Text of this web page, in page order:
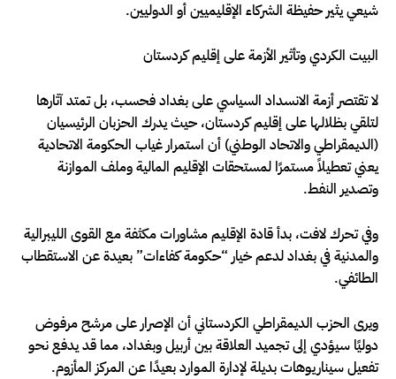
شيعي يثير حفيظة الشركاء الإقليميين أو الدوليين.
البيت الكردي وتأثير الأزمة على إقليم كردستان
لا تقتصر أزمة الانسداد السياسي على بغداد فحسب، بل تمتد آثارها
لتلقي بظلالها على إقليم كردستان، حيث يدرك الحزبان الرئيسيان
(الديمقراطي والاتحاد الوطني) أن استمرار غياب الحكومة الاتحادية
يعني تعطيلاً مستمرًا لمستحقات الإقليم المالية وملف الموازنة
وتصدير النفط.
وفي تحرك لافت، بدأ قادة الإقليم مشاورات مكثفة مع القوى الليبرالية
والمدنية في بغداد لدعم خيار “حكومة كفاءات” بعيدة عن الاستقطاب
الطائفي.
ويرى الحزب الديمقراطي الكردستاني أن الإصرار على مرشح مرفوض
دوليًا سيؤدي إلى تجميد العلاقة بين أربيل وبغداد، مما قد يدفع نحو
تفعيل سيناريوهات بديلة لإدارة الموارد بعيدًا عن المركز المأزوم.